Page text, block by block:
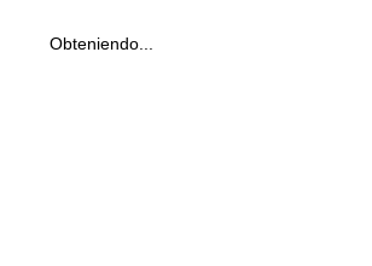
Obteniendo...